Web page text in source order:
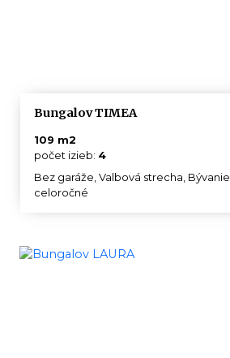
Bungalov TIMEA
109 m2
počet izieb: 4
Bez garáže, Valbová strecha, Bývanie
celoročné